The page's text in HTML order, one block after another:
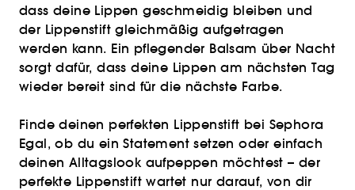
dass deine Lippen geschmeidig bleiben und
der Lippenstift gleichmäßig aufgetragen
werden kann. Ein pflegender Balsam über Nacht
sorgt dafür, dass deine Lippen am nächsten Tag
wieder bereit sind für die nächste Farbe.
Finde deinen perfekten Lippenstift bei Sephora
Egal, ob du ein Statement setzen oder einfach
deinen Alltagslook aufpeppen möchtest – der
perfekte Lippenstift wartet nur darauf, von dir